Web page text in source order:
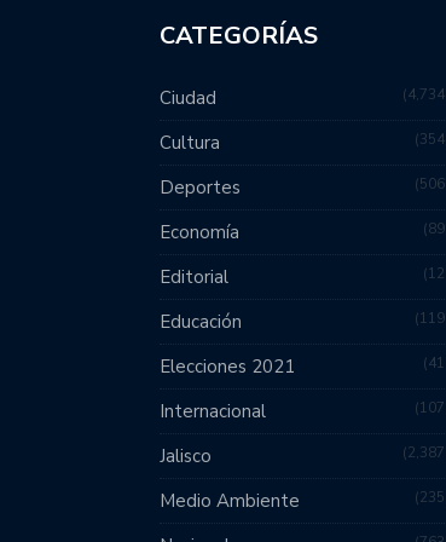
CATEGORÍAS
Ciudad 4,734
Cultura 354
Deportes 506
Economía 89
Editorial 12
Educación 119
Elecciones 2021 41
Internacional 107
Jalisco 2,387
Medio Ambiente 235